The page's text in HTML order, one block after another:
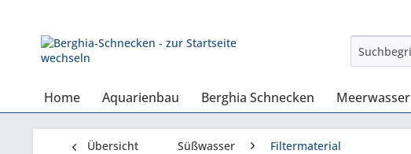
Home Aquarienbau Berghia Schnecken Meerwasser
Übersicht Süßwasser Filtermaterial